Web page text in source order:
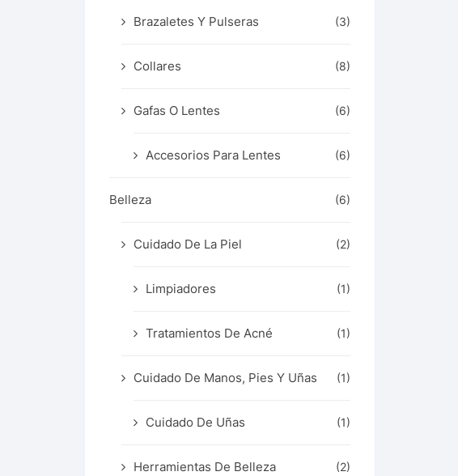
Brazaletes Y Pulseras (3)
Collares (8)
Gafas O Lentes (6)
Accesorios Para Lentes (6)
Belleza (6)
Cuidado De La Piel (2)
Limpiadores (1)
Tratamientos De Acné (1)
Cuidado De Manos, Pies Y Uñas (1)
Cuidado De Uñas (1)
Herramientas De Belleza (2)